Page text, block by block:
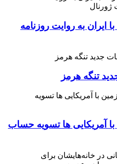
ایران به روایت روزنامه
تنگه هرمز
آمریکایی ها تسویه حساب